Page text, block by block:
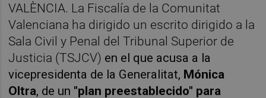
VALÈNCIA. La Fiscalía de la Comunitat
Valenciana ha dirigido un escrito dirigido a la
Sala Civil y Penal del Tribunal Superior de
Justicia (TSJCV) en el que acusa a la
vicepresidenta de la Generalitat, Mónica
Oltra, de un "plan preestablecido" para